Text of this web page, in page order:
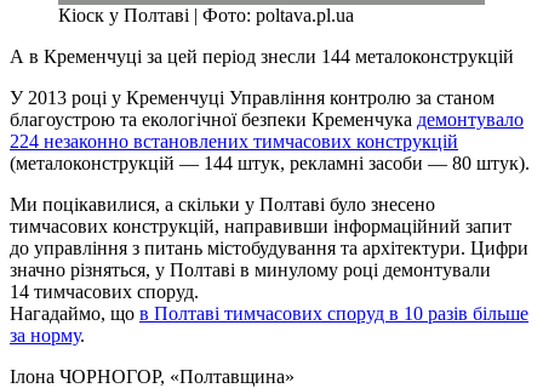
Кіоск у Полтаві | Фото: poltava.pl.ua
А в Кременчуці за цей період знесли 144 металоконструкцій
У 2013 році у Кременчуці Управління контролю за станом
благоустрою та екологічної безпеки Кременчука демонтувало
224 незаконно встановлених тимчасових конструкцій
(металоконструкцій — 144 штук, рекламні засоби — 80 штук).
Ми поцікавилися, а скільки у Полтаві було знесено
тимчасових конструкцій, направивши інформаційний запит
до управління з питань містобудування та архітектури. Цифри
значно різняться, у Полтаві в минулому році демонтували
14 тимчасових споруд.
Нагадаймо, що в Полтаві тимчасових споруд в 10 разів більше
за норму.
Ілона ЧОРНОГОР, «Полтавщина»